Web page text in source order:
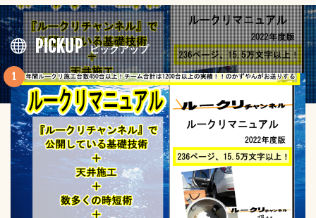
PICKUP ピックアップ